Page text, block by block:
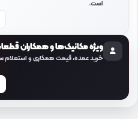
است.
ویژه مکانیک‌ها و همکاران
خرید عمده، قیمت همکاری و استعلام